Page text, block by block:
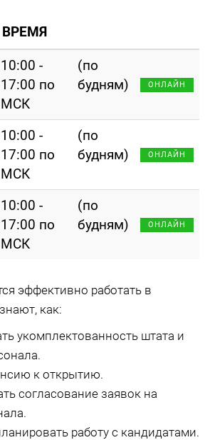
ВРЕМЯ
10:00 -
17:00 по
МСК
(по
будням)
ОНЛАЙН
10:00 -
17:00 по
МСК
(по
будням)
ОНЛАЙН
10:00 -
17:00 по
МСК
(по
будням)
ОНЛАЙН
эффективно работать в
как:
укомплектованность штата и
к открытию.
согласование заявок на
работу с кандидатами.